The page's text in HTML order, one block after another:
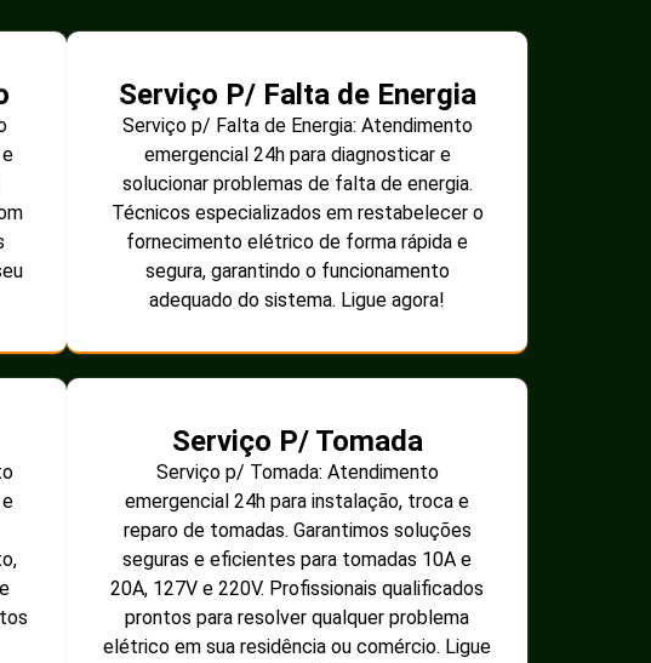
Serviço P/ Falta de Energia
Serviço p/ Falta de Energia: Atendimento
emergencial 24h para diagnosticar e
solucionar problemas de falta de energia.
Técnicos especializados em restabelecer o
fornecimento elétrico de forma rápida e
segura, garantindo o funcionamento
adequado do sistema. Ligue agora!
Serviço P/ Tomada
Serviço p/ Tomada: Atendimento
emergencial 24h para instalação, troca e
reparo de tomadas. Garantimos soluções
seguras e eficientes para tomadas 10A e
20A, 127V e 220V. Profissionais qualificados
prontos para resolver qualquer problema
elétrico em sua residência ou comércio. Ligue